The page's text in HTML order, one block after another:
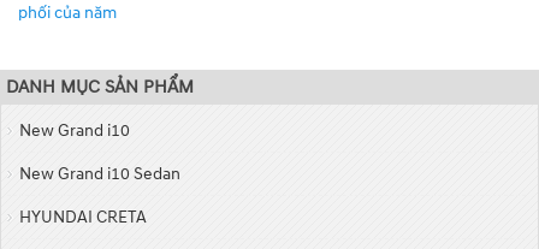
phối của năm
DANH MỤC SẢN PHẨM
New Grand i10
New Grand i10 Sedan
HYUNDAI CRETA